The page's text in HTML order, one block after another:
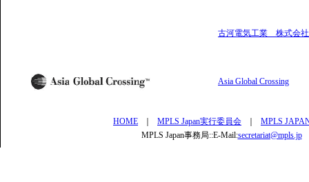
古河電気工業 株式会社
Asia Global Crossing
HOME MPLS Japan実行委員会
MPLS
MPLS Japan事務局::E-Mail:secretariat@mpls.jp